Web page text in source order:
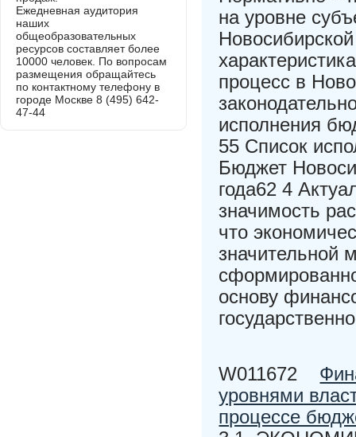
на уровне
процесс в
исполнения
55 Список
Бюджет
года62 4
значимость
что
значительной
основу
W011672
уровнями
процессе
Ежедневная аудитория
наших
общеобразовательных
ресурсов составляет более
10000 человек. По вопросам
размещения обращайтесь
по контактному телефону в
городе Москве 8 (495) 642-
47-44